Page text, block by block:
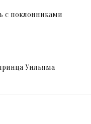
с поклонниками
Уильяма